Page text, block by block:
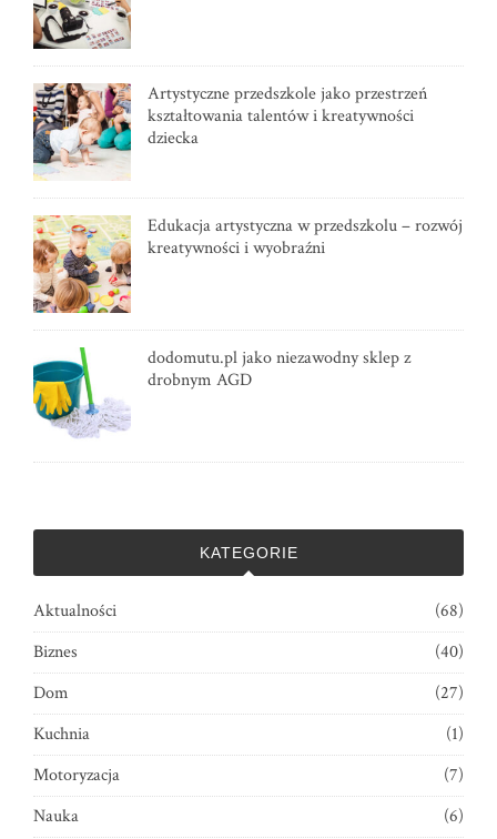
Artystyczne przedszkole jako przestrzeń
kształtowania talentów i kreatywności
dziecka
Edukacja artystyczna w przedszkolu – rozwój
kreatywności i wyobraźni
dodomutu.pl jako niezawodny sklep z
drobnym AGD
KATEGORIE
Aktualności
(68)
Biznes
(40)
Dom
(27)
Kuchnia
(1)
Motoryzacja
(7)
Nauka
(6)